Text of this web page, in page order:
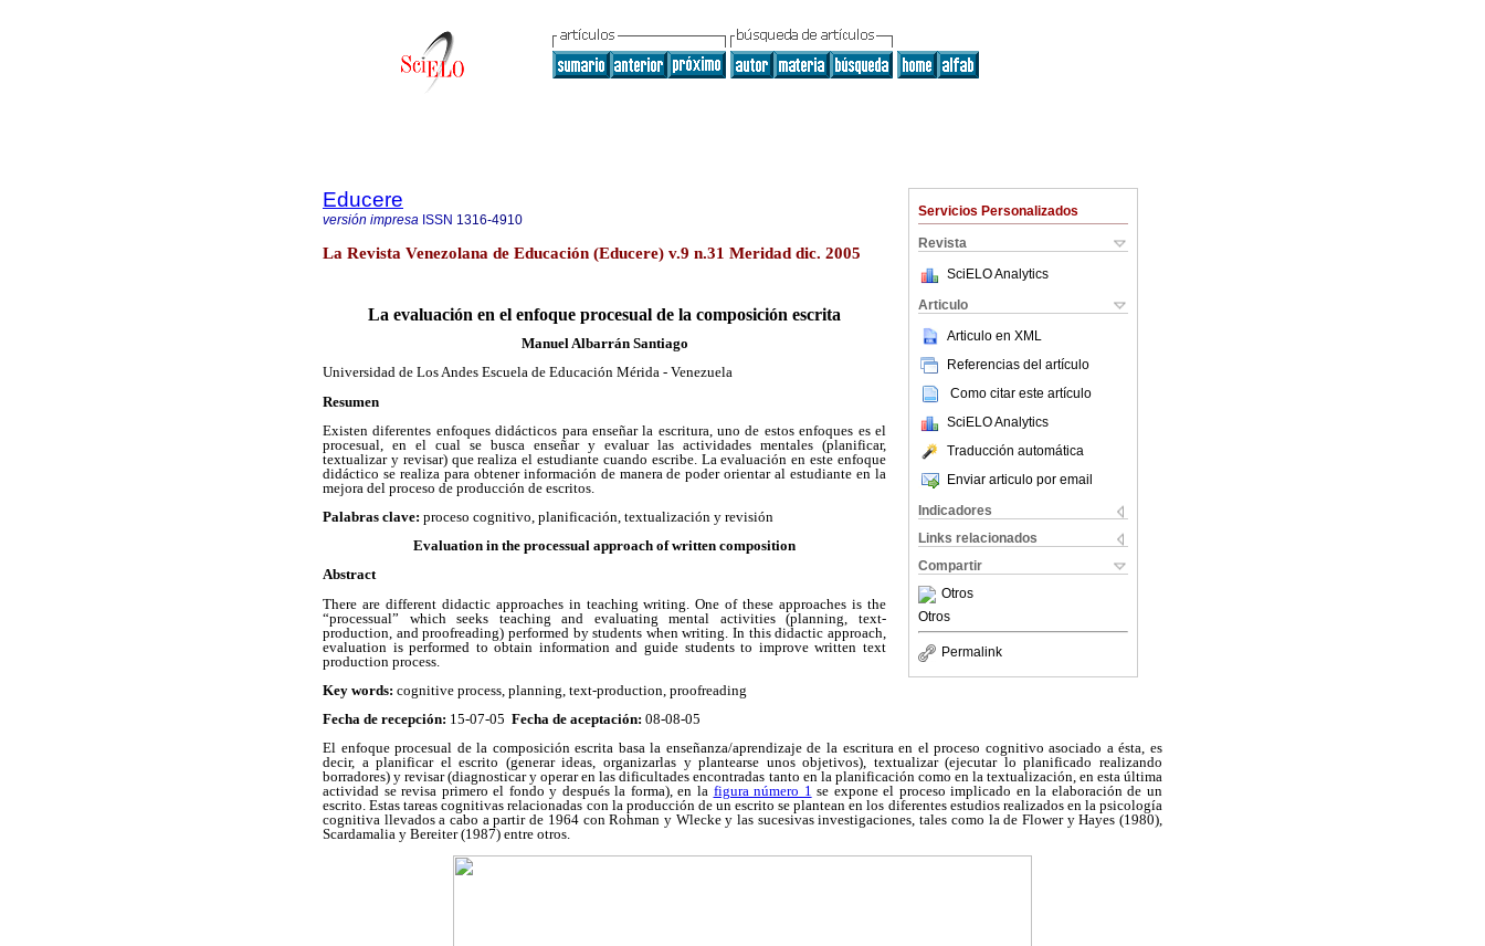
Servicios Personalizados
Revista
SciELO Analytics
Articulo
Articulo en XML
Referencias del artículo
Como citar este artículo
SciELO Analytics
Traducción automática
Enviar articulo por email
Indicadores
Links relacionados
Compartir
Otros
Otros
Permalink
Educere
versión impresa ISSN 1316-4910
La Revista Venezolana de Educación (Educere) v.9 n.31 Meridad dic. 2005
La evaluación en el enfoque procesual de la composición escrita
Manuel Albarrán Santiago
Universidad de Los Andes Escuela de Educación Mérida - Venezuela
Resumen
Existen diferentes enfoques didácticos para enseñar la escritura, uno de estos enfoques es el
procesual, en el cual se busca enseñar y evaluar las actividades mentales (planificar,
textualizar y revisar) que realiza el estudiante cuando escribe. La evaluación en este enfoque
didáctico se realiza para obtener información de manera de poder orientar al estudiante en la
mejora del proceso de producción de escritos.
Palabras clave: proceso cognitivo, planificación, textualización y revisión
Evaluation in the processual approach of written composition
Abstract
There are different didactic approaches in teaching writing. One of these approaches is the
“processual” which seeks teaching and evaluating mental activities (planning, text-
production, and proofreading) performed by students when writing. In this didactic approach,
evaluation is performed to obtain information and guide students to improve written text
production process.
Key words: cognitive process, planning, text-production, proofreading
Fecha de recepción: 15-07-05 Fecha de aceptación: 08-08-05
El enfoque procesual de la composición escrita basa la enseñanza/aprendizaje de la escritura en el proceso cognitivo asociado a ésta, es
decir, a planificar el escrito (generar ideas, organizarlas y plantearse unos objetivos), textualizar (ejecutar lo planificado realizando
borradores) y revisar (diagnosticar y operar en las dificultades encontradas tanto en la planificación como en la textualización, en esta última
actividad se revisa primero el fondo y después la forma), en la figura número 1 se expone el proceso implicado en la elaboración de un
escrito. Estas tareas cognitivas relacionadas con la producción de un escrito se plantean en los diferentes estudios realizados en la psicología
cognitiva llevados a cabo a partir de 1964 con Rohman y Wlecke y las sucesivas investigaciones, tales como la de Flower y Hayes (1980),
Scardamalia y Bereiter (1987) entre otros.